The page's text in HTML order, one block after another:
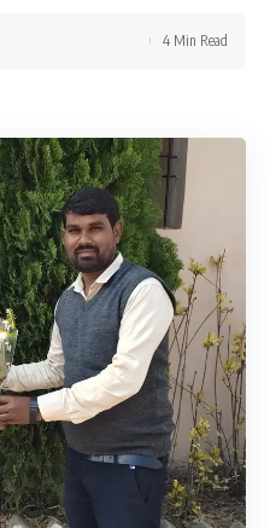
4 Min Read